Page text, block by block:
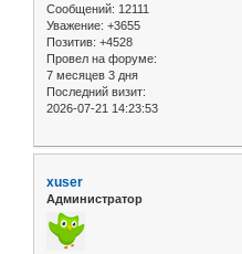
Сообщений: 12111
Уважение: +3655
Позитив: +4528
Провел на форуме:
7 месяцев 3 дня
Последний визит:
2026-07-21 14:23:53
xuser
Администратор